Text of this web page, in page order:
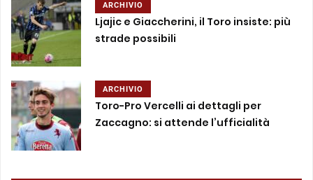
ARCHIVIO
Ljajic e Giaccherini, il Toro insiste: più
strade possibili
ARCHIVIO
Toro-Pro Vercelli ai dettagli per
Zaccagno: si attende l’ufficialità